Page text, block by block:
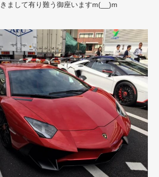
まして有り難う御座いますm(__)m